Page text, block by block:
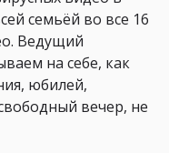
семьёй во все 16
Ведущий
на себе, как
юбилей,
вечер, не